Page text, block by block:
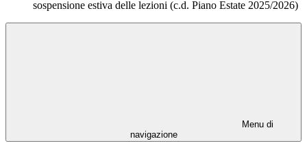
sospensione estiva delle lezioni (c.d. Piano Estate 2025/2026)
Menu di
navigazione